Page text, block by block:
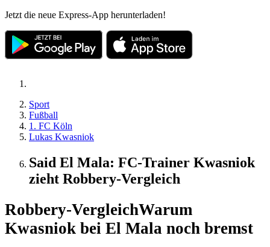
Jetzt die neue Express-App herunterladen!
Sport
Fußball
1. FC Köln
Lukas Kwasniok
Said El Mala: FC-Trainer Kwasniok
zieht Robbery-Vergleich
Robbery-VergleichWarum
Kwasniok bei El Mala noch bremst